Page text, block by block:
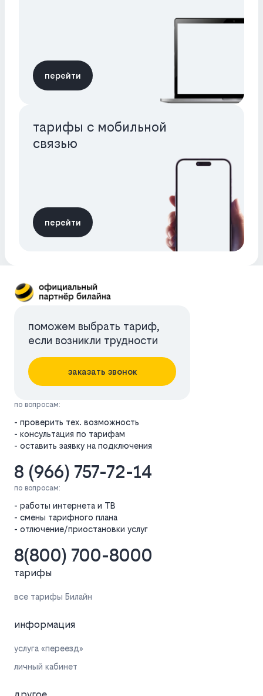
перейти
тарифы с мобильной
связью
перейти
поможем выбрать тариф,
если возникли трудности
заказать звонок
по вопросам:
- проверить тех. возможность
- консультация по тарифам
- оставить заявку на подключения
8 (966) 757-72-14
по вопросам:
- работы интернета и ТВ
- смены тарифного плана
- отлючение/приостановки услуг
8(800) 700-8000
тарифы
все тарифы Билайн
информация
услуга «переезд»
личный кабинет